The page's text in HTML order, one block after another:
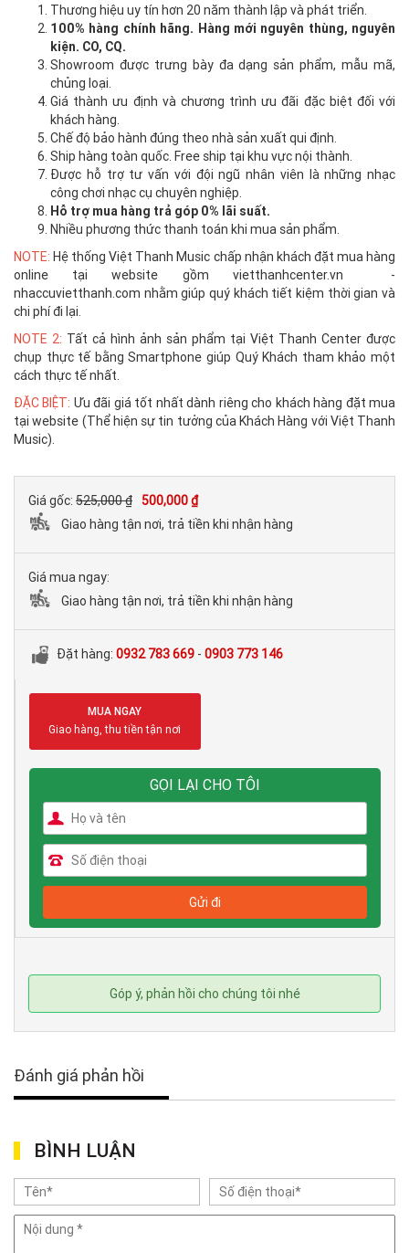
Thương hiệu uy tín hơn 20 năm thành lập và phát triển.
100% hàng chính hãng. Hàng mới nguyên thùng, nguyên
kiện. CO, CQ.
Showroom được trưng bày đa dạng sản phẩm, mẫu mã,
chủng loại.
Giá thành ưu định và chương trình ưu đãi đặc biệt đối với
khách hàng.
Chế độ bảo hành đúng theo nhà sản xuất qui định.
Ship hàng toàn quốc. Free ship tại khu vực nội thành.
Được hỗ trợ tư vấn với đội ngũ nhân viên là những nhạc
công chơi nhạc cụ chuyên nghiệp.
Hỗ trợ mua hàng trả góp 0% lãi suất.
Nhiều phương thức thanh toán khi mua sản phẩm.
NOTE: Hệ thống Việt Thanh Music chấp nhận khách đặt mua hàng
online tại website gồm vietthanhcenter.vn -
nhaccuvietthanh.com nhằm giúp quý khách tiết kiệm thời gian và
chi phí đi lại.
NOTE 2: Tất cả hình ảnh sản phẩm tại Việt Thanh Center được
chụp thực tế bằng Smartphone giúp Quý Khách tham khảo một
cách thực tế nhất.
ĐẶC BIỆT: Ưu đãi giá tốt nhất dành riêng cho khách hàng đặt mua
tại website (Thể hiện sự tin tưởng của Khách Hàng với Việt Thanh
Music).
Giá gốc: 525,000 ₫ 500,000 ₫
Giao hàng tận nơi, trả tiền khi nhận hàng
Giá mua ngay:
Giao hàng tận nơi, trả tiền khi nhận hàng
Đặt hàng: 0932 783 669 - 0903 773 146
MUA NGAY
Giao hàng, thu tiền tận nơi
GỌI LẠI CHO TÔI
Góp ý, phản hồi cho chúng tôi nhé
Đánh giá phản hồi
BÌNH LUẬN